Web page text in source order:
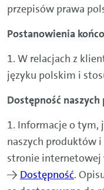
przepisów prawa
Postanowienia
1. W relacjach z
języku polskim i
Dostępność
1. Informacje o tym,
naszych produktów i
stronie internetowej
→ Dostępność.